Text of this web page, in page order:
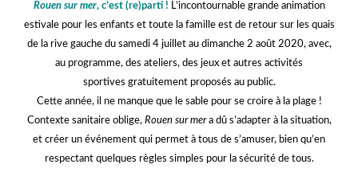
Rouen sur mer, c’est (re)parti ! L’incontournable grande animation
estivale pour les enfants et toute la famille est de retour sur les quais
de la rive gauche du samedi 4 juillet au dimanche 2 août 2020, avec,
au programme, des ateliers, des jeux et autres activités
sportives gratuitement proposés au public.
Cette année, il ne manque que le sable pour se croire à la plage !
Contexte sanitaire oblige, Rouen sur mera dû s’adapter à la situation,
et créer un événement qui permet à tous de s’amuser, bien qu’en
respectant quelques règles simples pour la sécurité de tous.